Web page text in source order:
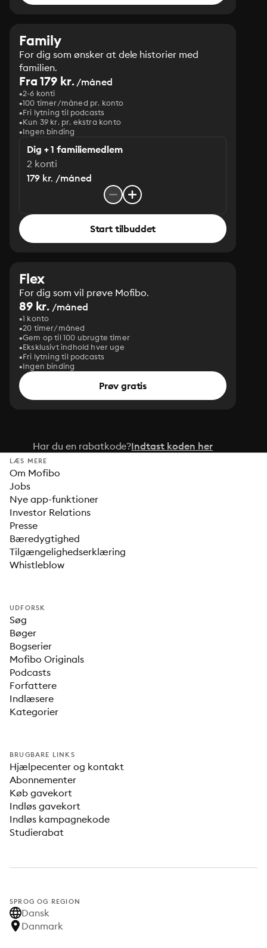
Family
For dig som ønsker at dele historier med
familien.
Fra 179 kr./måned
2-6 konti
100 timer/måned pr. konto
Fri lytning til podcasts
Kun 39 kr. pr. ekstra konto
Ingen binding
Dig + 1 familiemedlem
2 konti
179 kr. /måned
Start tilbuddet
Flex
For dig som vil prøve Mofibo.
89 kr. /måned
1 konto
20 timer/måned
Gem op til 100 ubrugte timer
Eksklusivt indhold hver uge
Fri lytning til podcasts
Ingen binding
Prøv gratis
Har du en rabatkode?Indtast koden her
LÆS MERE
Om Mofibo
Jobs
Nye app-funktioner
Investor Relations
Presse
Bæredygtighed
Tilgængelighedserklæring
Whistleblow
UDFORSK
Søg
Bøger
Bogserier
Mofibo Originals
Podcasts
Forfattere
Indlæsere
Kategorier
BRUGBARE LINKS
Hjælpecenter og kontakt
Abonnementer
Køb gavekort
Indløs gavekort
Indløs kampagnekode
Studierabat
SPROG OG REGION
Dansk
Danmark